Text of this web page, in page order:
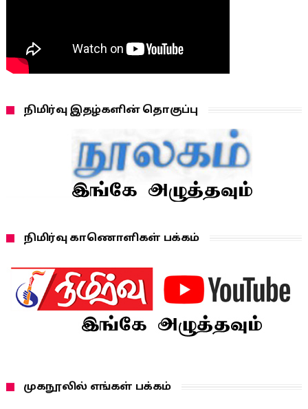
நிமிர்வு இதழ்களின் தொகுப்பு
நிமிர்வு காணொளிகள் பக்கம்
முகநூலில் எங்கள் பக்கம்